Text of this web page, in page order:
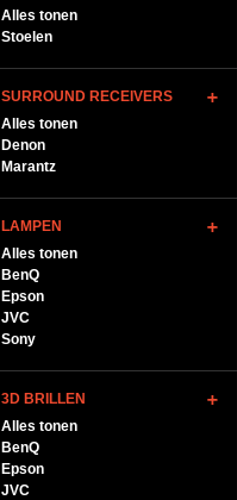
Alles tonen
Stoelen
SURROUND RECEIVERS
Alles tonen
Denon
Marantz
LAMPEN
Alles tonen
BenQ
Epson
JVC
Sony
3D BRILLEN
Alles tonen
BenQ
Epson
JVC